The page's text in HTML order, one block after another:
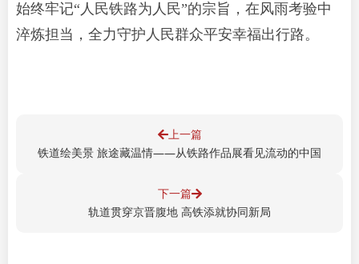
始终牢记“人民铁路为人民”的宗旨，在风雨考验中
淬炼担当，全力守护人民群众平安幸福出行路。
上一篇
铁道绘美景 旅途藏温情——从铁路作品展看见流动的中国
下一篇
轨道贯穿京晋腹地 高铁添就协同新局